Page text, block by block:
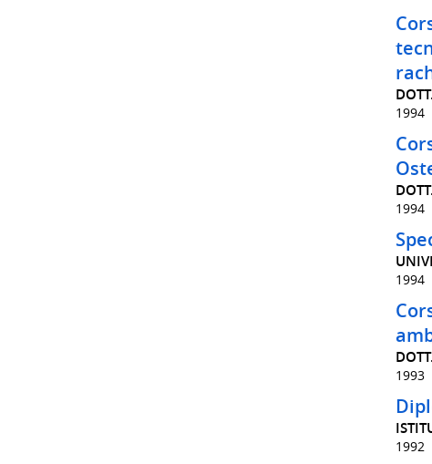
1994
1994
1994
1993
1992